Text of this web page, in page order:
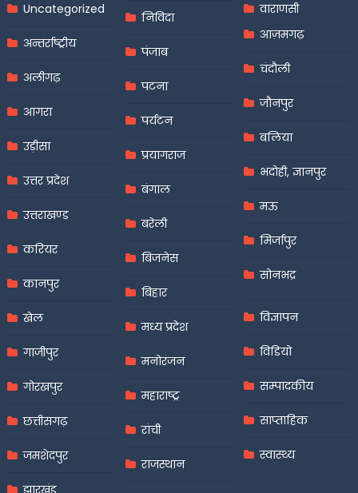
Uncategorized
अन्तर्राष्ट्रीय
अलीगढ़
आगरा
उड़ीसा
उत्तर प्रदेश
उत्तराखण्ड
करियर
कानपुर
खेल
गाजीपुर
गोरखपुर
छत्तीसगढ़
जमशेदपुर
निविदा
पंजाब
पटना
पर्यटन
प्रयागराज
बंगाल
बरेली
बिजनेस
बिहार
मध्य प्रदेश
मनोरंजन
महाराष्ट्र
रांची
राजस्थान
वाराणसी
आज़मगढ़
चंदौली
जौनपुर
बलिया
भदोही, ज्ञानपुर
मऊ
मिर्जापुर
सोनभद्र
विज्ञापन
विडियो
सम्पादकीय
साप्ताहिक
स्वास्थ्य